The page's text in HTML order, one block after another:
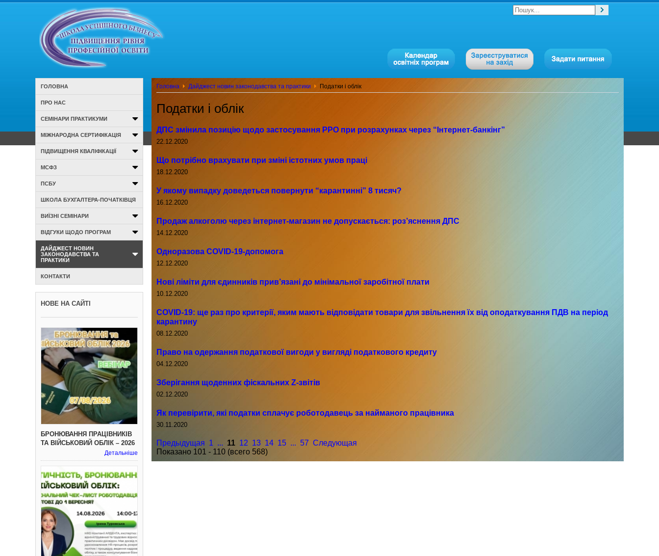
Головна Дайджест новин законодавства та практики Податки і облік
Податки і облік
ДПС змінила позицію щодо застосування РРО при розрахунках через “Інтернет-банкінг”
22.12.2020
Що потрібно врахувати при зміні істотних умов праці
18.12.2020
У якому випадку доведеться повернути “карантинні” 8 тисяч?
16.12.2020
Продаж алкоголю через інтернет-магазин не допускається: роз’яснення ДПС
14.12.2020
Одноразова COVID-19-допомога
12.12.2020
Нові ліміти для єдинників прив’язані до мінімальної заробітної плати
10.12.2020
COVID-19: ще раз про критерії, яким мають відповідати товари для звільнення їх від оподаткування ПДВ на період
карантину
08.12.2020
Право на одержання податкової вигоди у вигляді податкового кредиту
04.12.2020
Зберігання щоденних фіскальних Z-звітів
02.12.2020
Як перевірити, які податки сплачує роботодавець за найманого працівника
30.11.2020
Предыдущая 1 ... 11 12 13 14 15 ... 57 Следующая
Показано 101 - 110 (всего 568)
ГОЛОВНА
ПРО НАС
СЕМІНАРИ ПРАКТИКУМИ
МІЖНАРОДНА СЕРТИФІКАЦІЯ
ПІДВИЩЕННЯ КВАЛІФІКАЦІЇ
МСФЗ
ПСБУ
ШКОЛА БУХГАЛТЕРА-ПОЧАТКІВЦЯ
ВИЇЗНІ СЕМІНАРИ
ВІДГУКИ ЩОДО ПРОГРАМ
ДАЙДЖЕСТ НОВИН
ЗАКОНОДАВСТВА ТА
ПРАКТИКИ
КОНТАКТИ
НОВЕ НА САЙТІ
БРОНЮВАННЯ ПРАЦІВНИКІВ
ТА ВІЙСЬКОВИЙ ОБЛІК – 2026
Детальніше